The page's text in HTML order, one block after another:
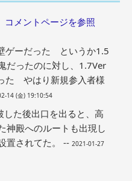
コメントページを参照
ゲーだった というか1.5
だったのに対し、1.7Ver
た やはり新規参入者様
14 (金) 19:10:54
した後出口を出ると、高
神殿へのルートも出現し
置されてた。 -- 2021-01-27